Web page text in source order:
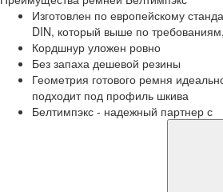
Изготовлен по европейскому
DIN, который выше по
Кордшнур уложен ровно
Без запаха дешевой резины
Геометрия готового ремня
подходит под профиль шкива
Белтимпэкс - надежный партнер с